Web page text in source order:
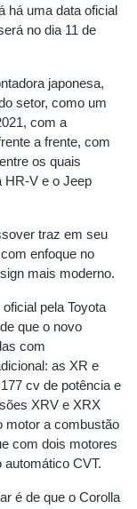
há uma data oficial
no dia 11 de
japonesa,
setor, como um
com a
a frente, com
os quais
HR-V e o Jeep
traz em seu
enfoque no
mais moderno.
pela Toyota
que o novo
com
as XR e
cv de potência e
XRV e XRX
motor a combustão
com dois motores
CVT.
é de que o Corolla